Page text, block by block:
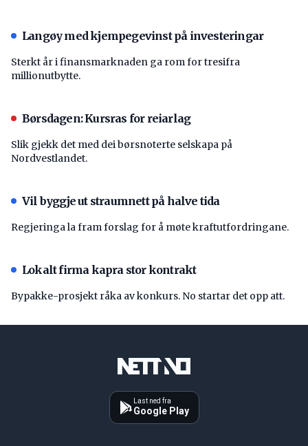
Langøy med kjempegevinst på investeringar
Sterkt år i finansmarknaden ga rom for tresifra
millionutbytte.
Børsdagen: Kursras for reiarlag
Slik gjekk det med dei børsnoterte selskapa på
Nordvestlandet.
Vil byggje ut straumnett på halve tida
Regjeringa la fram forslag for å møte kraftutfordringane.
Lokalt firma kapra stor kontrakt
Bypakke-prosjekt råka av konkurs. No startar det opp att.
Last ned fra
Google Play